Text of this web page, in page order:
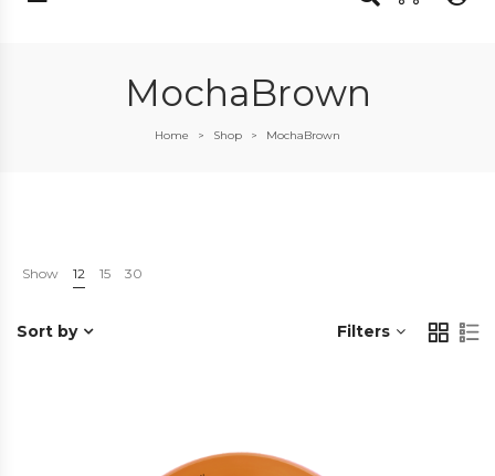
MochaBrown
Home > Shop > MochaBrown
Show 12 15 30
Filters
Sort by